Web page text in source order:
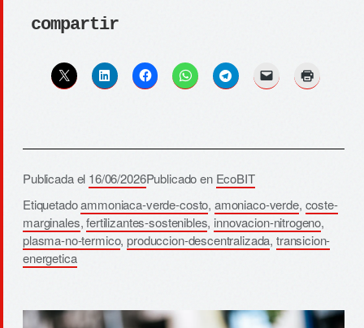
compartir
Publicada el 16/06/2026Publicado en EcoBIT
Etiquetadoammoniaca-verde-costo, amoniaco-verde, coste-
marginales,fertilizantes-sostenibles, innovacion-nitrogeno,
plasma-no-termico,produccion-descentralizada, transicion-
energetica